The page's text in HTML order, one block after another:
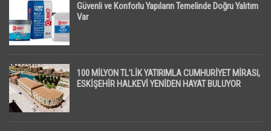
Güvenli ve Konforlu Yapıların Temelinde Doğru Yalıtım
Var
100 MİLYON TL’LİK YATIRIMLA CUMHURİYET MİRASI,
ESKİŞEHİR HALKEVİ YENİDEN HAYAT BULUYOR